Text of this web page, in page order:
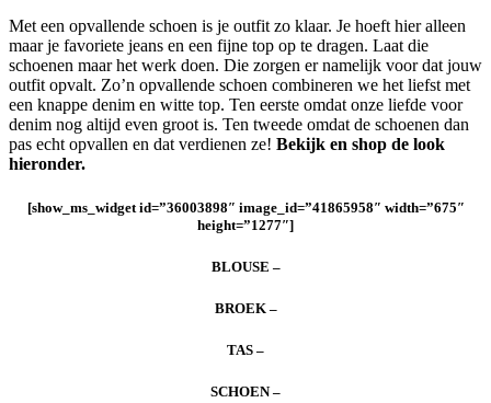
Met een opvallende schoen is je outfit zo klaar. Je hoeft hier alleen
maar je favoriete jeans en een fijne top op te dragen. Laat die
schoenen maar het werk doen. Die zorgen er namelijk voor dat jouw
outfit opvalt. Zo’n opvallende schoen combineren we het liefst met
een knappe denim en witte top. Ten eerste omdat onze liefde voor
denim nog altijd even groot is. Ten tweede omdat de schoenen dan
pas echt opvallen en dat verdienen ze! Bekijk en shop de look
hieronder.
[show_ms_widget id=”36003898″ image_id=”41865958″ width=”675″
height=”1277″]
BLOUSE –
BROEK –
TAS –
SCHOEN –